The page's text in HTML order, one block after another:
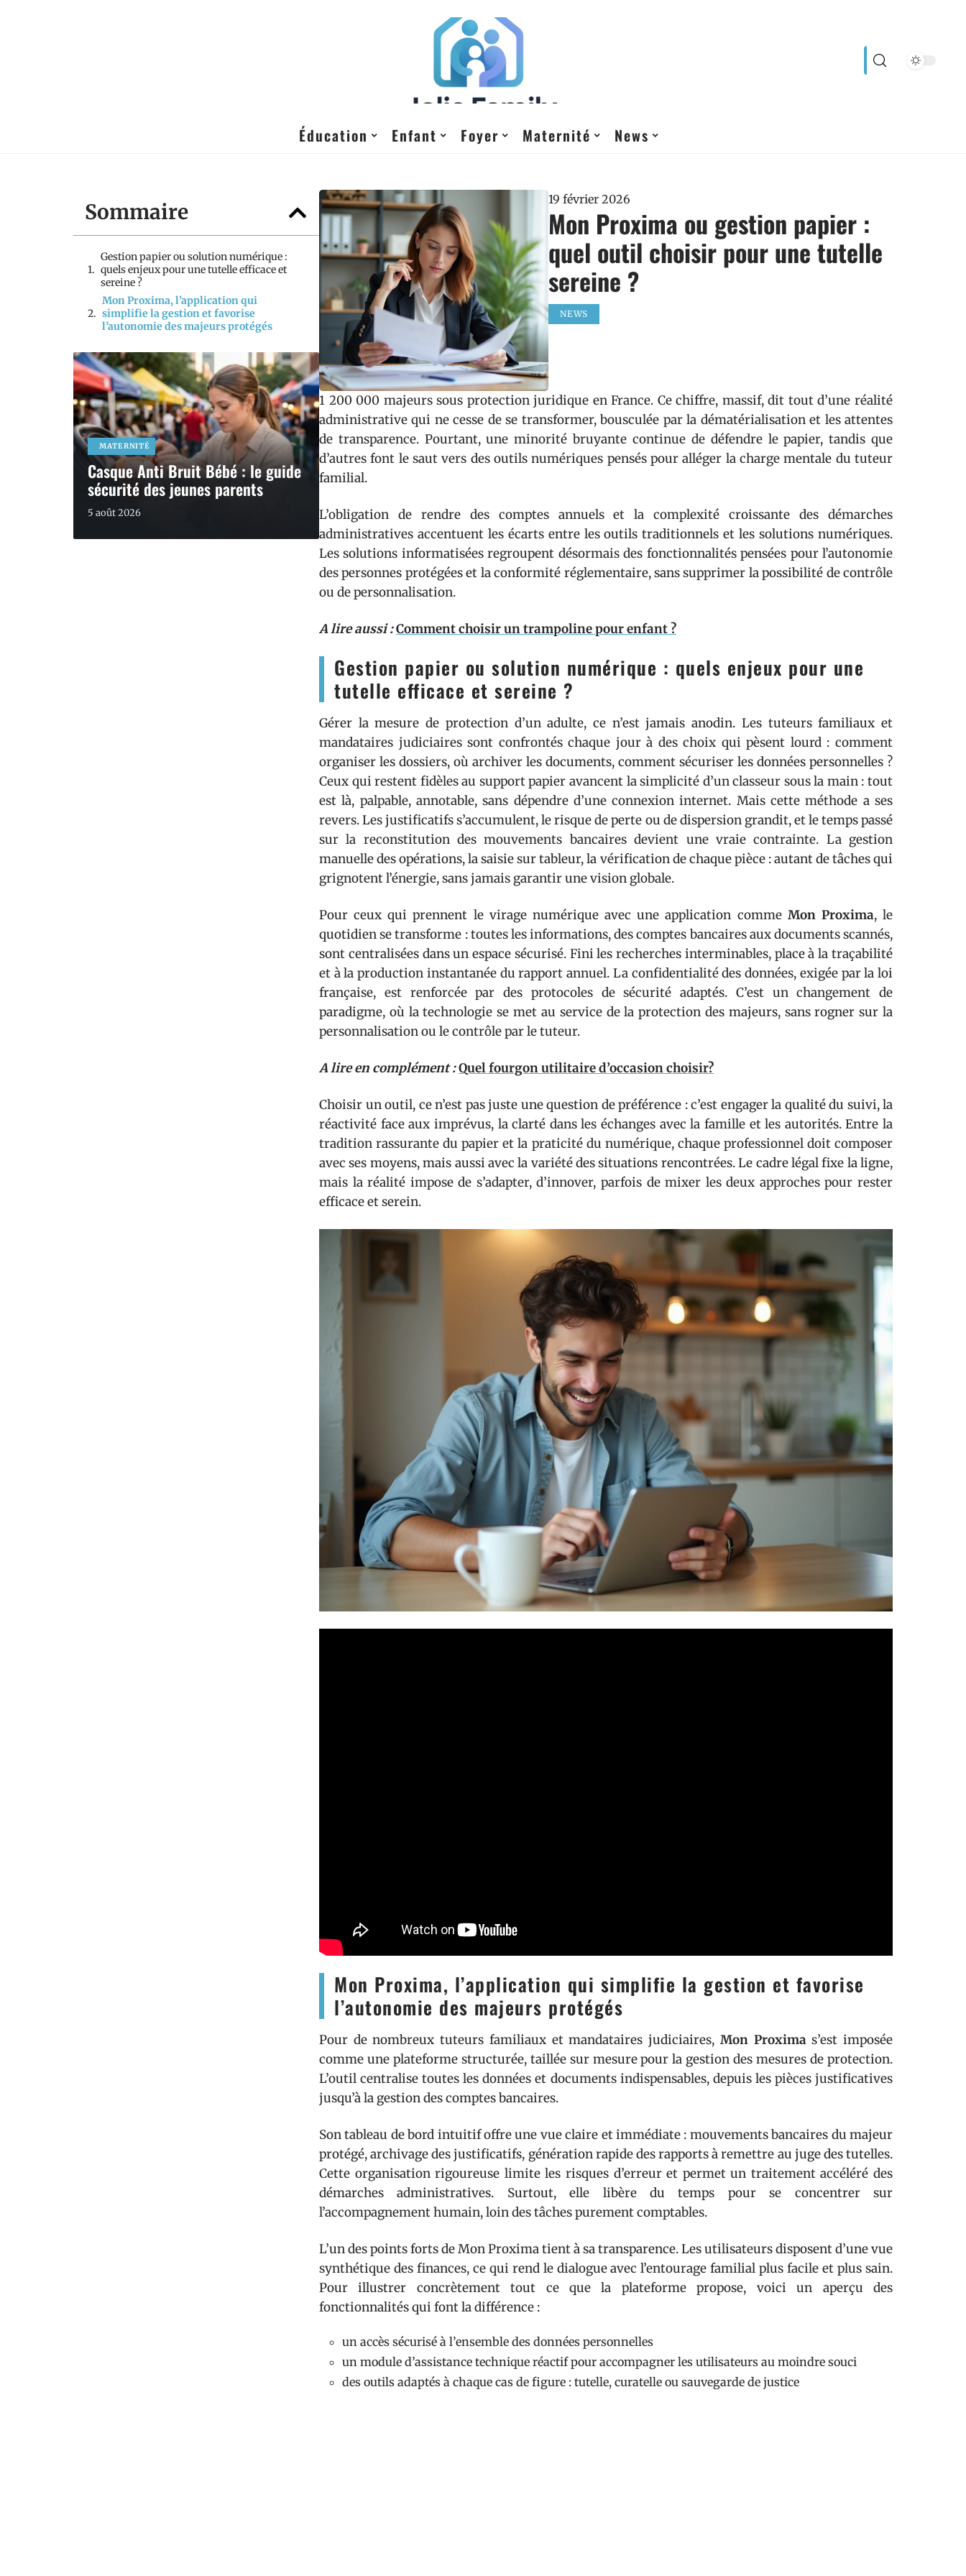
Éducation Enfant Foyer Maternité News
Sommaire
Gestion papier ou solution numérique :
quels enjeux pour une tutelle efficace et
sereine ?
Mon Proxima, l’application qui
simplifie la gestion et favorise
l’autonomie des majeurs protégés
MATERNITÉ
Casque Anti Bruit Bébé : le guide
sécurité des jeunes parents
5 août 2026
19 février 2026
Mon Proxima ou gestion papier :
quel outil choisir pour une tutelle
sereine ?
NEWS
1 200 000 majeurs sous protection juridique en France. Ce chiffre, massif, dit tout d’une réalité
administrative qui ne cesse de se transformer, bousculée par la dématérialisation et les attentes
de transparence. Pourtant, une minorité bruyante continue de défendre le papier, tandis que
d’autres font le saut vers des outils numériques pensés pour alléger la charge mentale du tuteur
familial.
L’obligation de rendre des comptes annuels et la complexité croissante des démarches
administratives accentuent les écarts entre les outils traditionnels et les solutions numériques.
Les solutions informatisées regroupent désormais des fonctionnalités pensées pour l’autonomie
des personnes protégées et la conformité réglementaire, sans supprimer la possibilité de contrôle
ou de personnalisation.
A lire aussi :Comment choisir un trampoline pour enfant ?
Gestion papier ou solution numérique : quels enjeux pour une
tutelle efficace et sereine ?
Gérer la mesure de protection d’un adulte, ce n’est jamais anodin. Les tuteurs familiaux et
mandataires judiciaires sont confrontés chaque jour à des choix qui pèsent lourd : comment
organiser les dossiers, où archiver les documents, comment sécuriser les données personnelles ?
Ceux qui restent fidèles au support papier avancent la simplicité d’un classeur sous la main : tout
est là, palpable, annotable, sans dépendre d’une connexion internet. Mais cette méthode a ses
revers. Les justificatifs s’accumulent, le risque de perte ou de dispersion grandit, et le temps passé
sur la reconstitution des mouvements bancaires devient une vraie contrainte. La gestion
manuelle des opérations, la saisie sur tableur, la vérification de chaque pièce : autant de tâches qui
grignotent l’énergie, sans jamais garantir une vision globale.
Pour ceux qui prennent le virage numérique avec une application comme Mon Proxima, le
quotidien se transforme : toutes les informations, des comptes bancaires aux documents scannés,
sont centralisées dans un espace sécurisé. Fini les recherches interminables, place à la traçabilité
et à la production instantanée du rapport annuel. La confidentialité des données, exigée par la loi
française, est renforcée par des protocoles de sécurité adaptés. C’est un changement de
paradigme, où la technologie se met au service de la protection des majeurs, sans rogner sur la
personnalisation ou le contrôle par le tuteur.
A lire en complément :Quel fourgon utilitaire d’occasion choisir?
Choisir un outil, ce n’est pas juste une question de préférence : c’est engager la qualité du suivi, la
réactivité face aux imprévus, la clarté dans les échanges avec la famille et les autorités. Entre la
tradition rassurante du papier et la praticité du numérique, chaque professionnel doit composer
avec ses moyens, mais aussi avec la variété des situations rencontrées. Le cadre légal fixe la ligne,
mais la réalité impose de s’adapter, d’innover, parfois de mixer les deux approches pour rester
efficace et serein.
Mon Proxima, l’application qui simplifie la gestion et favorise
l’autonomie des majeurs protégés
Pour de nombreux tuteurs familiaux et mandataires judiciaires, Mon Proximas’est imposée
comme une plateforme structurée, taillée sur mesure pour la gestion des mesures de protection.
L’outil centralise toutes les données et documents indispensables, depuis les pièces justificatives
jusqu’à la gestion des comptes bancaires.
Son tableau de bord intuitif offre une vue claire et immédiate : mouvements bancaires du majeur
protégé, archivage des justificatifs, génération rapide des rapports à remettre au juge des tutelles.
Cette organisation rigoureuse limite les risques d’erreur et permet un traitement accéléré des
démarches administratives. Surtout, elle libère du temps pour se concentrer sur
l’accompagnement humain, loin des tâches purement comptables.
L’un des points forts de Mon Proxima tient à sa transparence. Les utilisateurs disposent d’une vue
synthétique des finances, ce qui rend le dialogue avec l’entourage familial plus facile et plus sain.
Pour illustrer concrètement tout ce que la plateforme propose, voici un aperçu des
fonctionnalités qui font la différence :
un accès sécurisé à l’ensemble des données personnelles
un module d’assistance technique réactif pour accompagner les utilisateurs au moindre souci
des outils adaptés à chaque cas de figure : tutelle, curatelle ou sauvegarde de justice